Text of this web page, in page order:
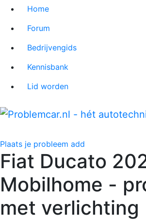
Home
Forum
Bedrijvengids
Kennisbank
Lid worden
Plaats je probleem add
Fiat Ducato
Mobilhome -
met verlichting